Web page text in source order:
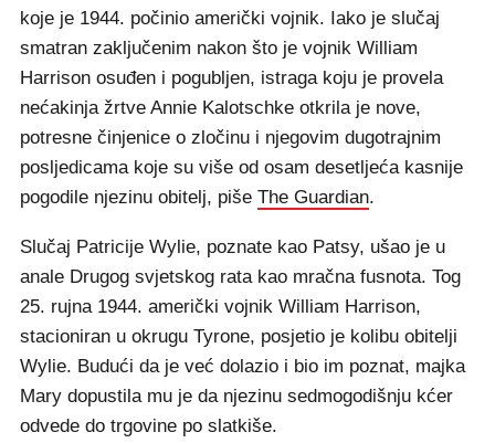
koje je 1944. počinio američki vojnik. Iako je slučaj
smatran zaključenim nakon što je vojnik William
Harrison osuđen i pogubljen, istraga koju je provela
nećakinja žrtve Annie Kalotschke otkrila je nove,
potresne činjenice o zločinu i njegovim dugotrajnim
posljedicama koje su više od osam desetljeća kasnije
pogodile njezinu obitelj, piše The Guardian.
Slučaj Patricije Wylie, poznate kao Patsy, ušao je u
anale Drugog svjetskog rata kao mračna fusnota. Tog
25. rujna 1944. američki vojnik William Harrison,
stacioniran u okrugu Tyrone, posjetio je kolibu obitelji
Wylie. Budući da je već dolazio i bio im poznat, majka
Mary dopustila mu je da njezinu sedmogodišnju kćer
odvede do trgovine po slatkiše.